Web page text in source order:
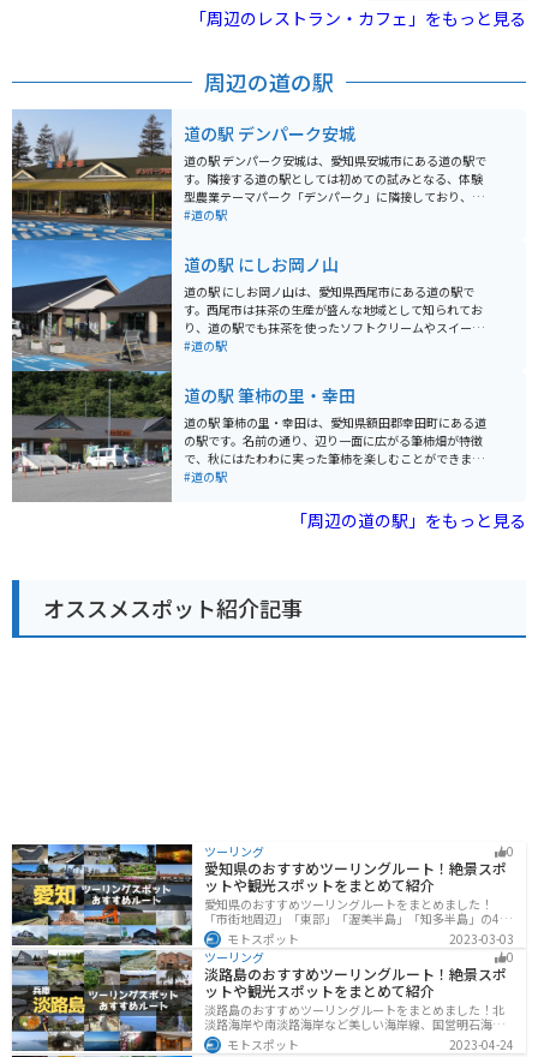
ます。 バイクは自転車と共有の駐車場になっています。
車の駐車場が美術館に一番近いところが少ないのです「周辺のレストラン・カフェ」をもっと見る
周辺の道の駅
道の駅 デンパーク安城
道の駅 デンパーク安城は、愛知県安城市にある道の駅で
す。隣接する道の駅としては初めての試みとなる、体験
型農業テーマパーク「デンパーク」に隣接しており、花
や緑に囲まれた施設となっています。 デンパークでは、
た、地元の農産物直売所では、新鮮な野菜や果物を購入
することができます。 バイクで訪れる場合、デンパーク
の駐車場は広く、駐輪スペースも確保されているので安
心です。道の駅 デンパーク安城は、花と緑に囲まれた癒
しの空間で、一日ゆっくりと過ごすことができます。地
#道の駅
道の駅 にしお岡ノ山
道の駅 にしお岡ノ山は、愛知県西尾市にある道の駅で
す。西尾市は抹茶の生産が盛んな地域として知られてお
り、道の駅でも抹茶を使ったソフトクリームやスイーツ
などが販売されています。 また、道の駅 にしお岡ノ山
すことができ、天気が良ければ富士山も見ることができ
ます。 バイクで訪れる場合、道の駅には広い駐車場が完
備されているので安心です。周辺には、三河湾スカイラ
インなど、ツーリングに最適なワインディングロードも
たくさんあります。 西尾市は、抹茶の他にも、うなぎや
#道の駅
道の駅 筆柿の里・幸田
道の駅 筆柿の里・幸田は、愛知県額田郡幸田町にある道
の駅です。名前の通り、辺り一面に広がる筆柿畑が特徴
で、秋にはたわわに実った筆柿を楽しむことができま
す。 道の駅には、地元の新鮮な農産物が並ぶ直売所や、
店があります。また、レストランでは、地元産の食材を
使った料理を楽しむことができます。 バイクで訪れる場
生産が盛んな地域です。道の駅では、新鮮な筆柿はもち
ろん、干し柿や筆柿を使った加工品など、お土産に最適
なものがたくさん販売されています。
#道の駅
「周辺の道の駅」をもっと見る
オススメスポット紹介記事
ツーリング 0
愛知県のおすすめツーリングルート！絶景スポ
ットや観光スポットをまとめて紹介
愛知県のおすすめツーリングルートをまとめました！
「市街地周辺」「東部」「渥美半島」「知多半島」の4つ
のルート紹介します。名古屋周辺の栄えたスポットから
山、海、美術館なども多数あり、自然・歴史・文化を満
喫するツーリングができます。バイクで愛知県にツーリ
ングに行く際は参考にしてください。
モトスポット
2023-03-03
ツーリング
0
淡路島のおすすめツーリングルート！絶景スポ
ットや観光スポットをまとめて紹介
淡路島のおすすめツーリングルートをまとめました！北
淡路海岸や南淡路海岸など美しい海岸線、国営明石海峡
公園や淡路夢舞台など、自然とアートが融合した施設も
多数あります。バイクで淡路島にツーリングに行く際は
モトスポット
2023-04-24